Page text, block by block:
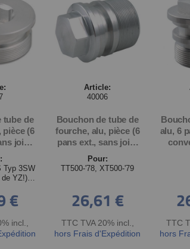
tube de
pièce (6
joint
Typ 3SW
YZ!),
€
incl.
Article:
40006
Bouchon de tube de
fourche, alu, pièce (6
pans ext., sans joint
torique)
Pour:
TT500-'78, XT500-'79
26,61 €
TTC TVA 20% incl.
hors Frais d'Expédition
alu, 6
TTC
hors